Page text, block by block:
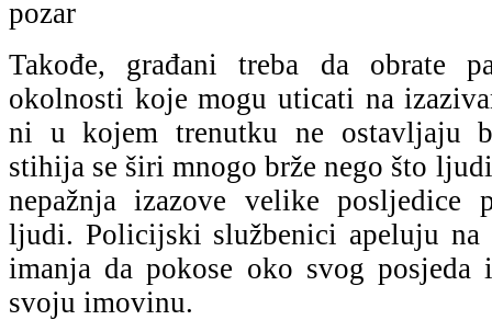
Takođe, građani treba da obrate
okolnosti koje mogu uticati na
ni u kojem trenutku ne ostavljaju
stihija se širi mnogo brže nego što
nepažnja izazove velike
ljudi. Policijski službenici apeluju na
imanja da pokose oko svog
svoju imovinu.